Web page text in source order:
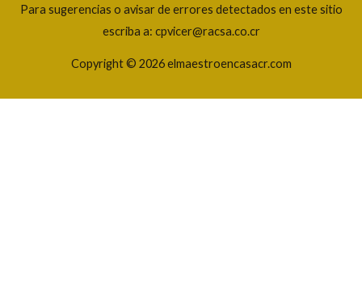
Para sugerencias o avisar de errores detectados en este sitio
escriba a: cpvicer@racsa.co.cr
Copyright © 2026 elmaestroencasacr.com